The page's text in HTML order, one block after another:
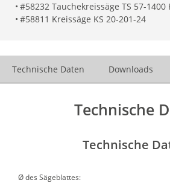
• #58232 Tauchekreissäge TS 57-1400
• #58811 Kreissäge KS 20-201-24
Technische Daten Downloads
Technische
Technische
Ø des Sägeblattes: